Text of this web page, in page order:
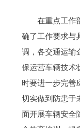
在重点工作部
确了工作要求与
调，各交通运输
保运营车辆技术
时要进一步完善
切实做到防患于
面开展车辆安全